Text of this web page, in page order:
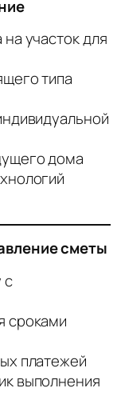
участок для
типа
дома
сметы
с
сроками
платежей
выполнения